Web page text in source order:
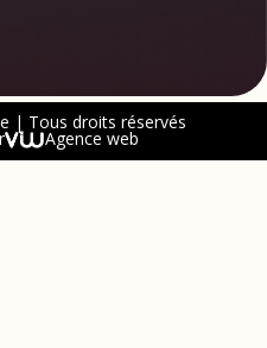
| Tous droits réservés
Agence web